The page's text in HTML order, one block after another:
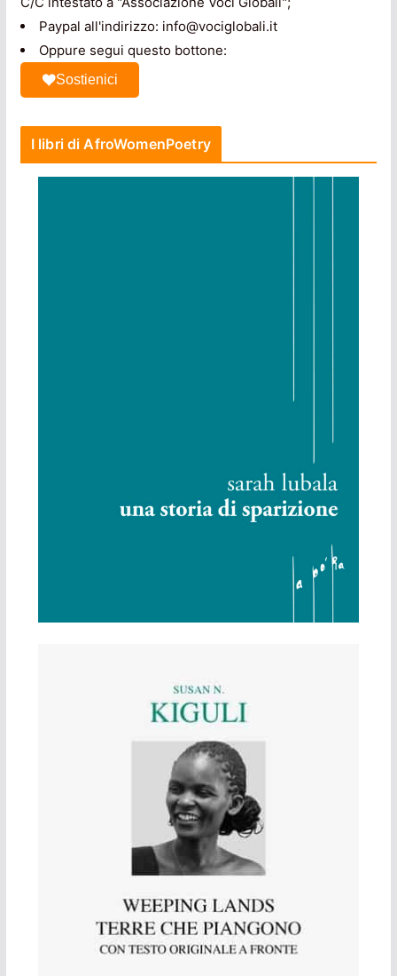
Paypal all'indirizzo: info@vociglobali.it
Oppure segui questo bottone:
Sostienici
I libri di AfroWomenPoetry